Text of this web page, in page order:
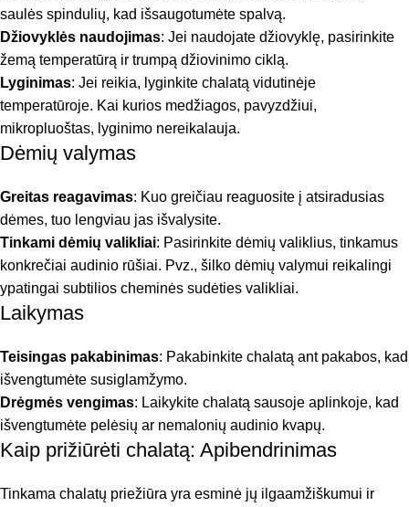
saulės spindulių, kad išsaugotumėte spalvą.
Džiovyklės naudojimas: Jei naudojate džiovyklę, pasirinkite
žemą temperatūrą ir trumpą džiovinimo ciklą.
Lyginimas: Jei reikia, lyginkite chalatą vidutinėje
temperatūroje. Kai kurios medžiagos, pavyzdžiui,
mikropluoštas, lyginimo nereikalauja.
Dėmių valymas
Greitas reagavimas: Kuo greičiau reaguosite į atsiradusias
dėmes, tuo lengviau jas išvalysite.
Tinkami dėmių valikliai: Pasirinkite dėmių valiklius, tinkamus
konkrečiai audinio rūšiai. Pvz., šilko dėmių valymui reikalingi
ypatingai subtilios cheminės sudėties valikliai.
Laikymas
Teisingas pakabinimas: Pakabinkite chalatą ant pakabos, kad
išvengtumėte susiglamžymo.
Drėgmės vengimas: Laikykite chalatą sausoje aplinkoje, kad
išvengtumėte pelėsių ar nemalonių audinio kvapų.
Kaip prižiūrėti chalatą: Apibendrinimas
Tinkama chalatų priežiūra yra esminė jų ilgaamžiškumui ir